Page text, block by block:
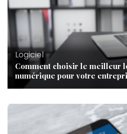
Logiciel
Comment choisir le meilleur
numérique pour votre